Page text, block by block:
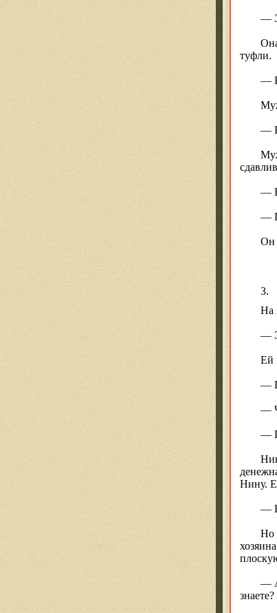
—
туфли.
—
—
—
—
Он
3.
На
—
Ей
—
—
—
Нину.
—
Но
—
знаете?